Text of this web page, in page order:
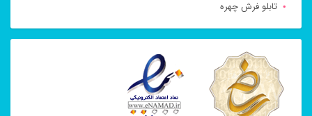
تابلو فرش چهره